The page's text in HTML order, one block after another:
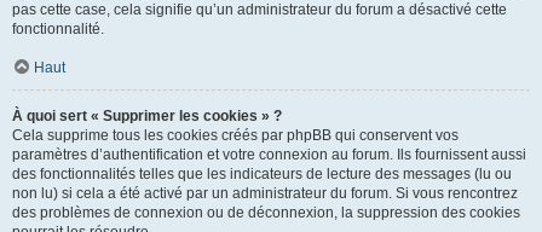
pas cette case, cela signifie qu’un administrateur du forum a désactivé cette
fonctionnalité.
Haut
À quoi sert « Supprimer les cookies » ?
Cela supprime tous les cookies créés par phpBB qui conservent vos
paramètres d’authentification et votre connexion au forum. Ils fournissent aussi
des fonctionnalités telles que les indicateurs de lecture des messages (lu ou
non lu) si cela a été activé par un administrateur du forum. Si vous rencontrez
des problèmes de connexion ou de déconnexion, la suppression des cookies